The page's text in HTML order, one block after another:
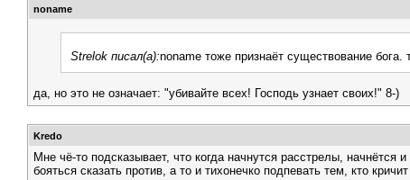
noname
Strelok писал(а):noname тоже признаёт существование
да, но это не означает: "убивайте всех! Господь узнает своих!" 8-)
Kredo
Мне чё-то подсказывает, что когда начнутся расстрелы,
бояться сказать против, а то и тихонечко подпевать тем, кто